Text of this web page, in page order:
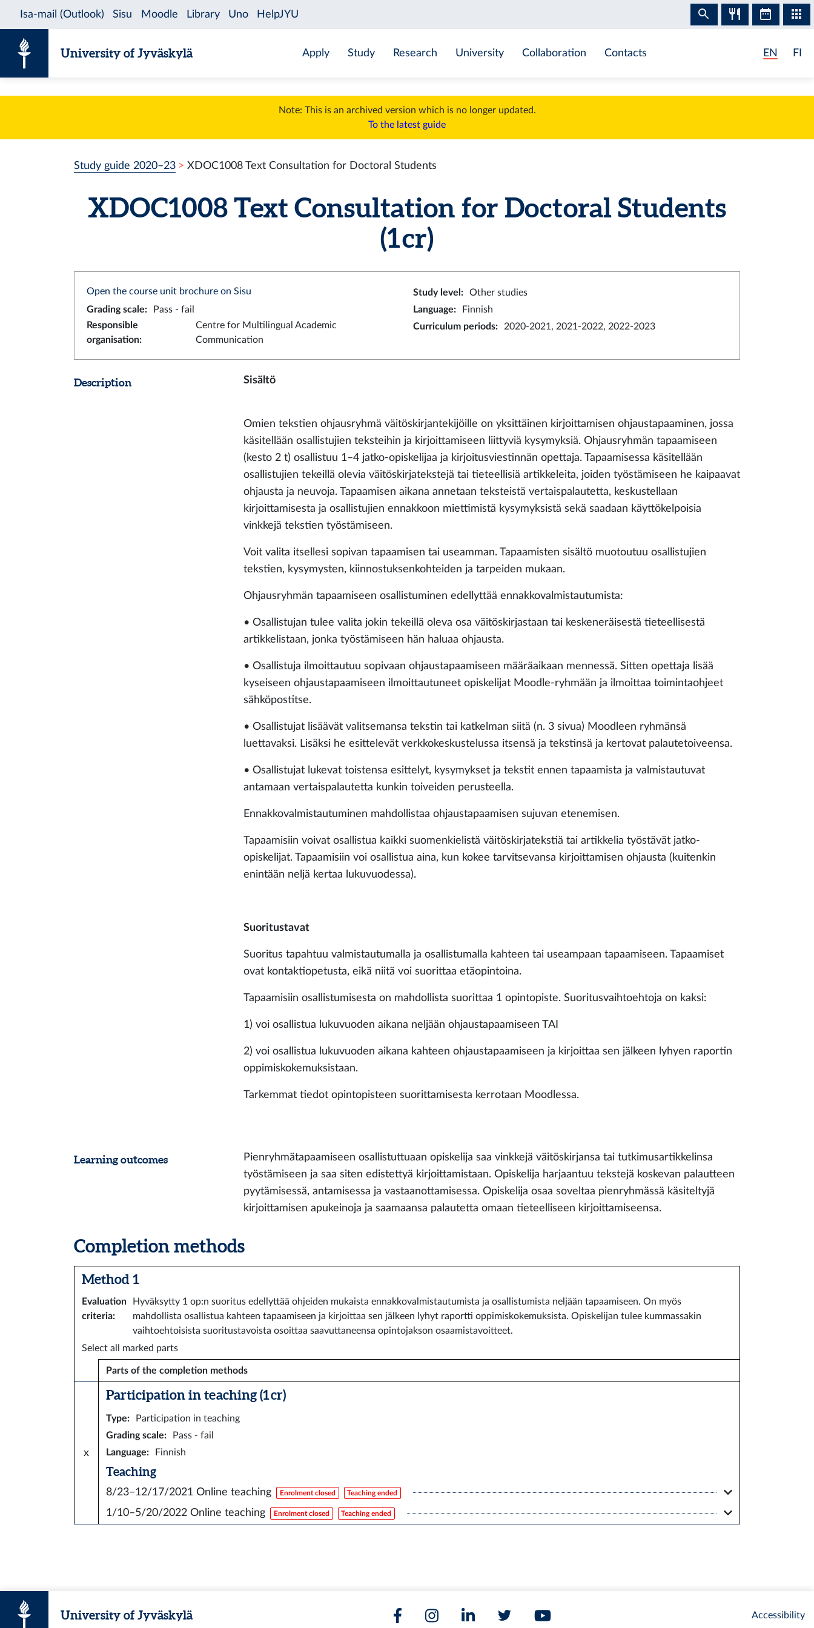
University of Jyväskylä Apply Study Research University Collaboration Contacts EN FI
Note: This is an archived version which is no longer updated.
To the latest guide
Study guide 2020–23 XDOC1008 Text Consultation for Doctoral Students
XDOC1008 Text Consultation for Doctoral Students
(1 cr)
Open the course unit brochure on Sisu Study level :
Other studies
Grading scale: Pass - fail Language:
Finnish
Responsible
organisation:
Centre for Multilingual Academic
Communication
Curriculum periods: 2020-2021, 2021-2022, 2022-2023
Description Sisältö
Omien tekstien ohjausryhmä väitöskirjantekijöille on yksittäinen kirjoittamisen ohjaustapaaminen, jossa
käsitellään osallistujien teksteihin ja kirjoittamiseen liittyviä kysymyksiä. Ohjausryhmän tapaamiseen
(kesto 2 t) osallistuu 1–4 jatko-opiskelijaa ja kirjoitusviestinnän opettaja. Tapaamisessa käsitellään
osallistujien tekeillä olevia väitöskirjatekstejä tai tieteellisiä artikkeleita, joiden työstämiseen he kaipaavat
ohjausta ja neuvoja. Tapaamisen aikana annetaan teksteistä vertaispalautetta, keskustellaan
kirjoittamisesta ja osallistujien ennakkoon miettimistä kysymyksistä sekä saadaan käyttökelpoisia
vinkkejä tekstien työstämiseen.
Voit valita itsellesi sopivan tapaamisen tai useamman. Tapaamisten sisältö muotoutuu osallistujien
tekstien, kysymysten, kiinnostuksenkohteiden ja tarpeiden mukaan.
Ohjausryhmän tapaamiseen osallistuminen edellyttää ennakkovalmistautumista:
• Osallistujan tulee valita jokin tekeillä oleva osa väitöskirjastaan tai keskeneräisestä tieteellisestä
artikkelistaan, jonka työstämiseen hän haluaa ohjausta.
• Osallistuja ilmoittautuu sopivaan ohjaustapaamiseen määräaikaan mennessä. Sitten opettaja lisää
kyseiseen ohjaustapaamiseen ilmoittautuneet opiskelijat Moodle-ryhmään ja ilmoittaa toimintaohjeet
sähköpostitse.
• Osallistujat lisäävät valitsemansa tekstin tai katkelman siitä (n. 3 sivua) Moodleen ryhmänsä
luettavaksi. Lisäksi he esittelevät verkkokeskustelussa itsensä ja tekstinsä ja kertovat palautetoiveensa.
• Osallistujat lukevat toistensa esittelyt, kysymykset ja tekstit ennen tapaamista ja valmistautuvat
antamaan vertaispalautetta kunkin toiveiden perusteella.
Ennakkovalmistautuminen mahdollistaa ohjaustapaamisen sujuvan etenemisen.
Tapaamisiin voivat osallistua kaikki suomenkielistä väitöskirjatekstiä tai artikkelia työstävät jatko-
opiskelijat. Tapaamisiin voi osallistua aina, kun kokee tarvitsevansa kirjoittamisen ohjausta (kuitenkin
enintään neljä kertaa lukuvuodessa).
Suoritustavat
Suoritus tapahtuu valmistautumalla ja osallistumalla kahteen tai useampaan tapaamiseen. Tapaamiset
ovat kontaktiopetusta, eikä niitä voi suorittaa etäopintoina.
Tapaamisiin osallistumisesta on mahdollista suorittaa 1 opintopiste. Suoritusvaihtoehtoja on kaksi:
1) voi osallistua lukuvuoden aikana neljään ohjaustapaamiseen TAI
2) voi osallistua lukuvuoden aikana kahteen ohjaustapaamiseen ja kirjoittaa sen jälkeen lyhyen raportin
oppimiskokemuksistaan.
Tarkemmat tiedot opintopisteen suorittamisesta kerrotaan Moodlessa.
Learning outcomes
Pienryhmätapaamiseen osallistuttuaan opiskelija saa vinkkejä väitöskirjansa tai tutkimusartikkelinsa
työstämiseen ja saa siten edistettyä kirjoittamistaan. Opiskelija harjaantuu tekstejä koskevan palautteen
pyytämisessä, antamisessa ja vastaanottamisessa. Opiskelija osaa soveltaa pienryhmässä käsiteltyjä
kirjoittamisen apukeinoja ja saamaansa palautetta omaan tieteelliseen kirjoittamiseensa.
Completion methods
Method 1
Evaluation
criteria:
Hyväksytty 1 op:n suoritus edellyttää ohjeiden mukaista ennakkovalmistautumista ja osallistumista neljään tapaamiseen. On myös
mahdollista osallistua kahteen tapaamiseen ja kirjoittaa sen jälkeen lyhyt raportti oppimiskokemuksista. Opiskelijan tulee kummassakin
vaihtoehtoisista suoritustavoista osoittaa saavuttaneensa opintojakson osaamistavoitteet.
Select all marked parts
Parts of the completion methods
x
Participation in teaching (1 cr)
Type:
Participation in teaching
Grading scale:
Pass - fail
Language: Finnish
Teaching
8/23–12/17/2021 Online teaching Enrolment closed Teaching ended
1/10–5/20/2022 Online teaching Enrolment closed Teaching ended
University of Jyväskylä Accessibility